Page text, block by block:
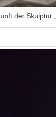
der Skulptur